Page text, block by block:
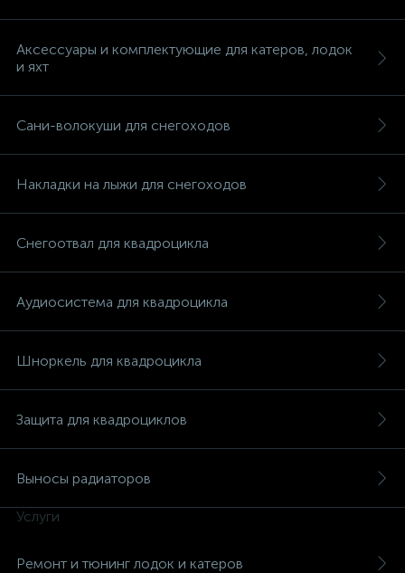
Аксессуары и комплектующие для катеров, лодок
и яхт
Сани-волокуши для снегоходов
Накладки на лыжи для снегоходов
Снегоотвал для квадроцикла
Аудиосистема для квадроцикла
Шноркель для квадроцикла
Защита для квадроциклов
Выносы радиаторов
Услуги
Ремонт и тюнинг лодок и катеров